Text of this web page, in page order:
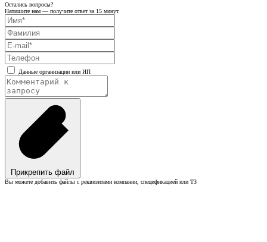
Остались вопросы?
Напишите нам — получите ответ за 15 минут
Данные организации или ИП
Прикрепить файл
Вы можете добавить файлы с реквизитами компании, спецификацией или ТЗ